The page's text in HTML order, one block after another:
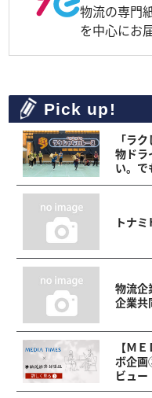
物流の専門
を中心にお
Pick up!
「ラ
物ドラ
い。
トナ
物流企
企業共
【Ｍ
ボ企画
ビュー